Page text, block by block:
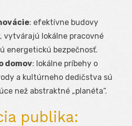
: efektívne budovy
vytvárajú lokálne pracovné
energetickú bezpečnosť.
domov: lokálne príbehy o
a kultúrneho dedičstva sú
než abstraktné „planéta“.
publika: